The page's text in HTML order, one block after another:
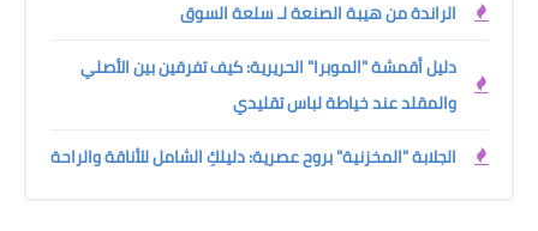
الراندة من هيبة الصنعة لـ سلعة السوق
دليل أقمشة "الموبرا" الحريرية: كيف تفرقين بين الأصلي
والمقلد عند خياطة لباس تقليدي
الجلابة "المخزنية" بروح عصرية: دليلكِ الشامل للأناقة والراحة